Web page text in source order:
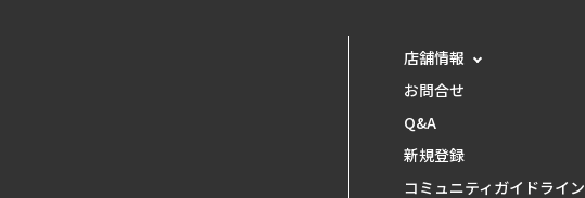
店舗情報
お問合せ
Q&A
新規登録
コミュニティガイドライン